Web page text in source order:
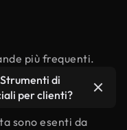
più frequenti.
di
per clienti?
sono esenti da